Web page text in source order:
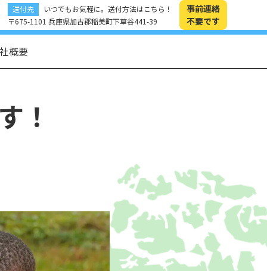
送付先
いつでもお気軽に。送付方法はこちら！
〒675-1101 兵庫県加古郡稲美町下草谷441-39
事前連絡
不要です
概要
！